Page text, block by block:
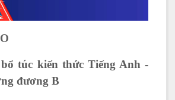
túc kiến thức Tiếng Anh -
đương B